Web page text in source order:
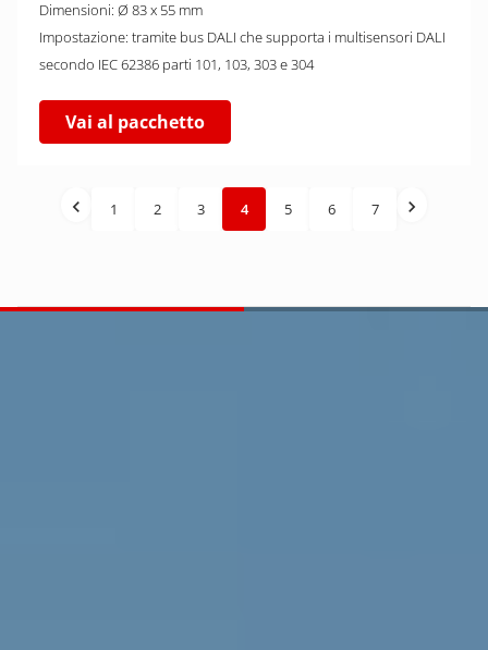
Dimensioni: Ø 83 x 55 mm
Impostazione: tramite bus DALI che supporta i multisensori DALI
secondo IEC 62386 parti 101, 103, 303 e 304
Vai al pacchetto
1 2 3 4 5 6 7